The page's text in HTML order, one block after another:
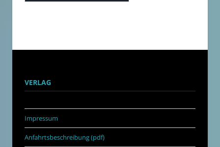
VERLAG
Impressum
Anfahrtsbeschreibung (pdf)